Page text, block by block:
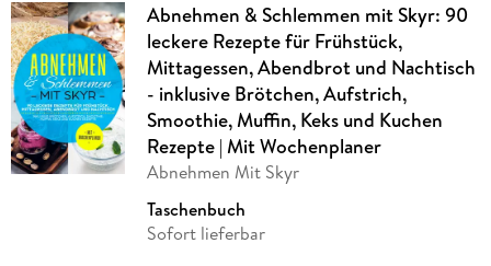
Abnehmen & Schlemmen mit Skyr: 90
leckere Rezepte für Frühstück,
Mittagessen, Abendbrot und Nachtisch
- inklusive Brötchen, Aufstrich,
Smoothie, Muffin, Keks und Kuchen
Rezepte | Mit Wochenplaner
Abnehmen Mit Skyr
Taschenbuch
Sofort lieferbar